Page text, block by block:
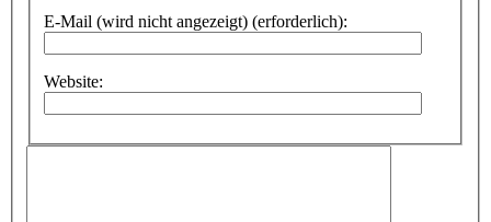
E-Mail (wird nicht angezeigt) (erforderlich):
Website: